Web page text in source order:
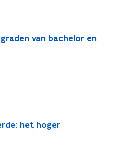
van bachelor en
het hoger